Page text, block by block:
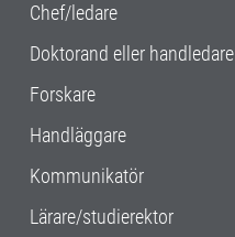
Chef/ledare
Doktorand eller handledare
Forskare
Handläggare
Kommunikatör
Lärare/studierektor